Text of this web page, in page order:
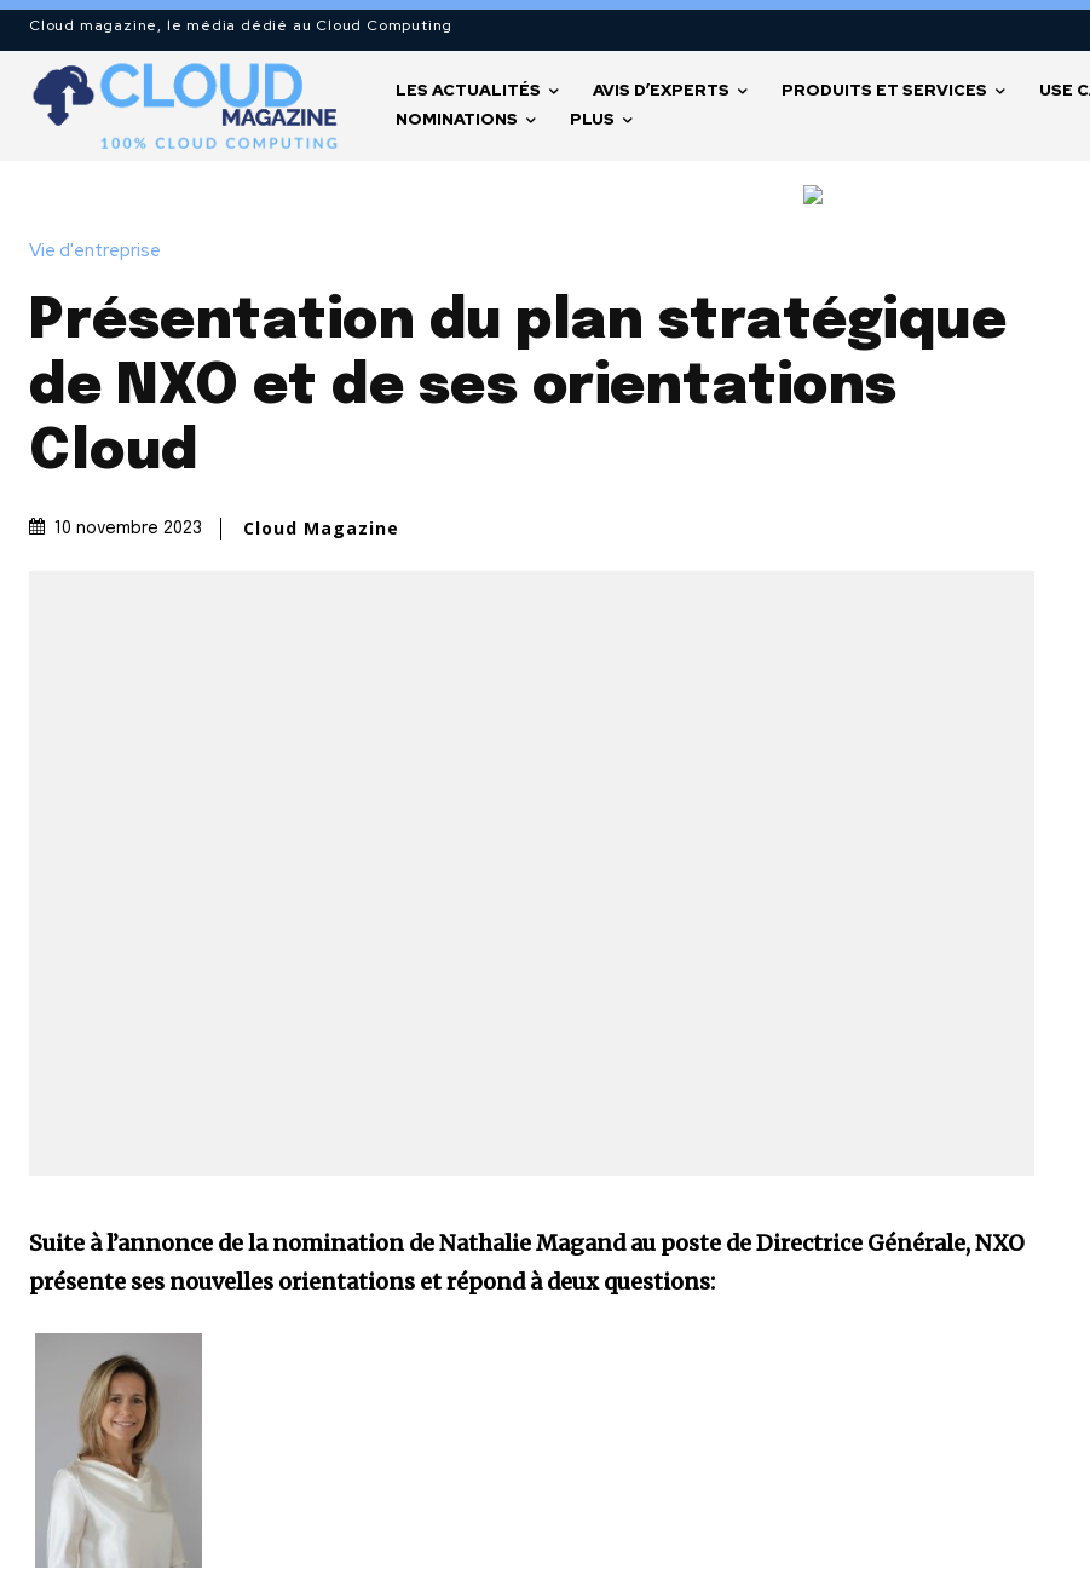
Cloud magazine, le média dédié au Cloud Computing
LES ACTUALITÉS AVIS D’EXPERTS PRODUITS ET SERVICES USE
NOMINATIONS
PLUS
Vie d'entreprise
Présentation du plan stratégique
de NXO et de ses orientations
Cloud
10 novembre 2023 Cloud Magazine
Suite à l’annonce de la nomination deNathalie Magand au poste de Directrice Générale, NXO
présente ses nouvelles orientations et répond à deux questions: